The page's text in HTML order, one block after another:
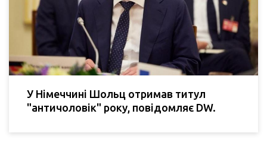
У Німеччині Шольц отримав титул
"античоловік" року, повідомляє DW.